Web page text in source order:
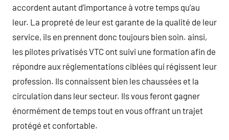
accordent autant d’importance à votre temps qu’au
leur. La propreté de leur est garante de la qualité de leur
service, ils en prennent donc toujours bien soin. ainsi,
les pilotes privatisés VTC ont suivi une formation afin de
répondre aux réglementations ciblées qui régissent leur
profession. Ils connaissent bien les chaussées et la
circulation dans leur secteur. Ils vous feront gagner
énormément de temps tout en vous offrant un trajet
protégé et confortable.